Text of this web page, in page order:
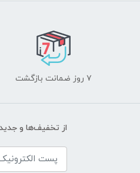
۷ روز ضمانت بازگشت
از تخفیف‌ها و